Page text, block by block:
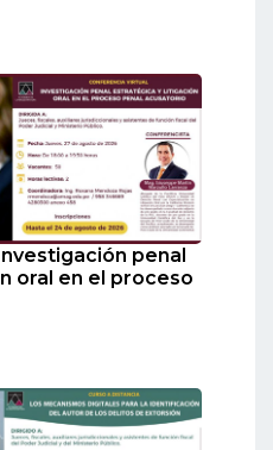
penal
oral en el proceso